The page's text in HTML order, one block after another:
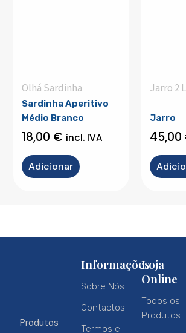
Olhá Sardinha
Sardinha Aperitivo
Médio Branco
18,00 € incl. IVA
Adicionar
Jarro 2
Jarro
45,00
Produtos
Informações
Sobre Nós
Contactos
Termos e
Loja
Online
Todos os
Produtos